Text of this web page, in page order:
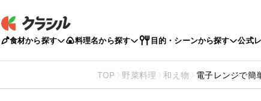
食材から探す 料理名から探す 目的・シーンから探す 公式
TOP 野菜料理 和え物 電子レンジで簡